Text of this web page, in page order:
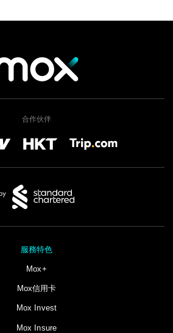
合作伙伴
服務特色
Mox+
Mox信用卡
Mox Invest
Mox Insure